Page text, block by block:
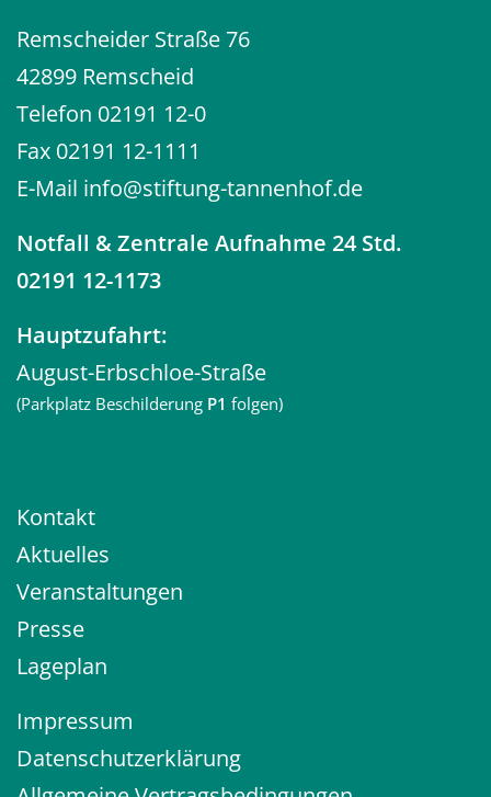
Remscheider Straße 76
42899 Remscheid
Telefon 02191 12-0
Fax 02191 12-1111
E-Mail info@stiftung-tannenhof.de
Notfall & Zentrale Aufnahme 24 Std.
02191 12-1173
Hauptzufahrt:
August-Erbschloe-Straße
(Parkplatz Beschilderung P1 folgen)
Kontakt
Aktuelles
Veranstaltungen
Presse
Lageplan
Impressum
Datenschutzerklärung